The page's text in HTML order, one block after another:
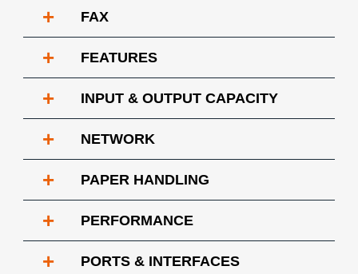
+ FAX
+ FEATURES
+ INPUT & OUTPUT CAPACITY
+ NETWORK
+ PAPER HANDLING
+ PERFORMANCE
+ PORTS & INTERFACES